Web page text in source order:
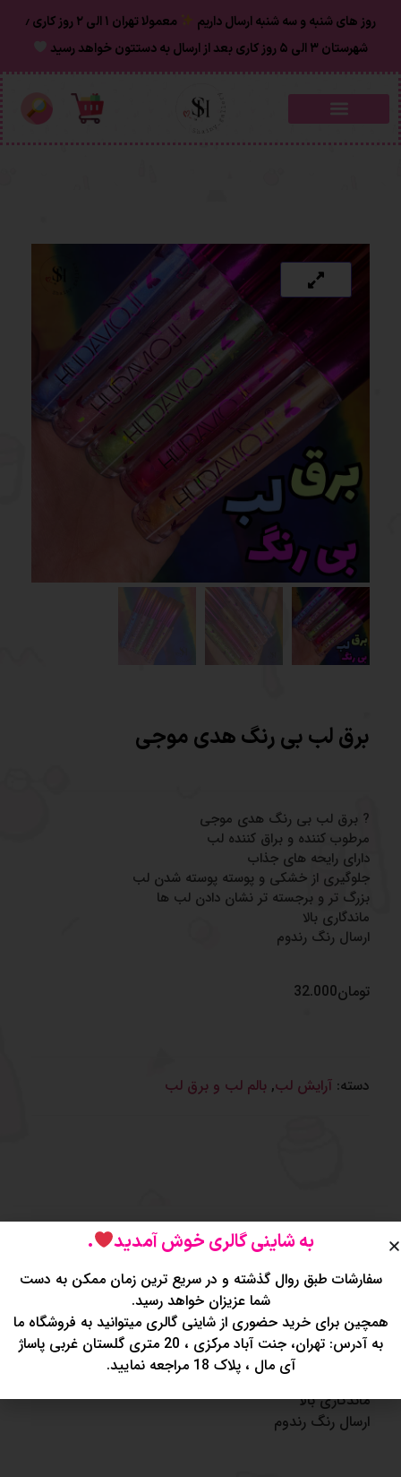
روز های شنبه و سه شنبه ارسال داریم
معمولا تهران ۱ الی ۲ روز‌ کاری ٫
شهرستان ۳ الی ۵ روز کاری بعد از ارسال به دستتون خواهد رسید
برق لب بی رنگ هدی موجی
? برق لب بی رنگ هدی موجی
مرطوب کننده و براق کننده لب
دارای رایحه های جذاب
جلوگیری از خشکی و پوسته پوسته شدن لب
بزرگ تر و برجسته تر نشان دادن لب ها
ماندگاری بالا
ارسال رنگ رندوم
تومان32.000
دسته: آرایش لب, بالم لب و برق لب
توضیحات نظرات (0)
? برق لب بی رنگ هدی موجی
مرطوب کننده و براق کننده لب
دارای رایحه های جذاب
جلوگیری از خشکی و پوسته پوسته شدن لب
بزرگ تر و برجسته تر نشان دادن لب ها
ماندگاری بالا
ارسال رنگ رندوم
به شاینی گالری خوش آمدید .
سفارشات طبق روال گذشته و در سریع ترین زمان ممکن به دست
شما عزیزان خواهد رسید.
همچین برای خرید حضوری از شاینی گالری میتوانید به فروشگاه ما
به آدرس: تهران، جنت آباد مرکزی ، 20 متری گلستان غربی پاساژ
آی مال ، پلاک 18 مراجعه نمایید.